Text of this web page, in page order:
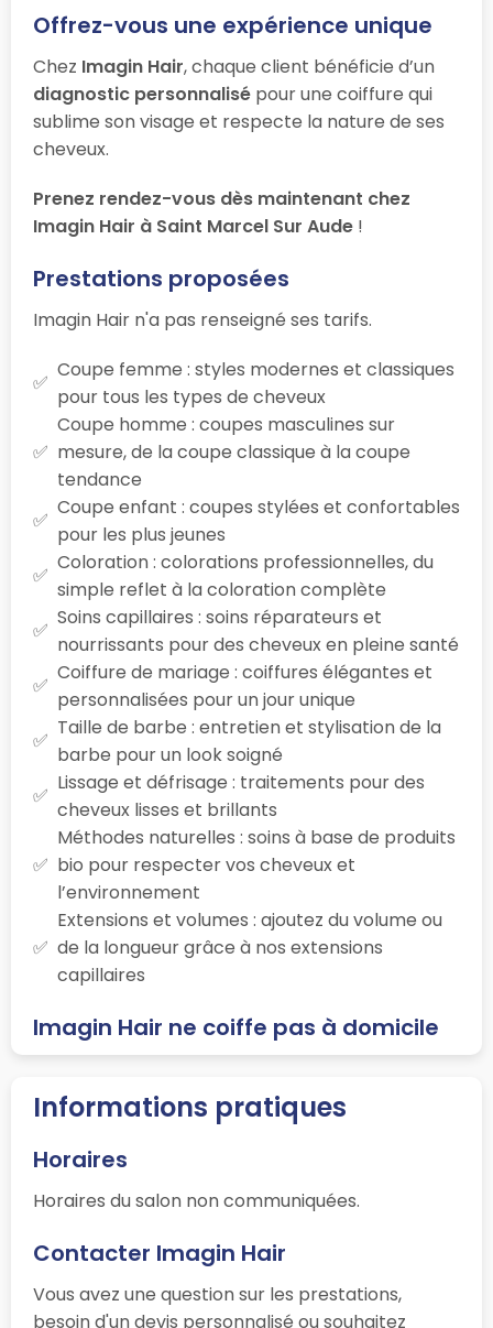
Offrez-vous une expérience unique
Chez Imagin Hair, chaque client bénéficie d’un
diagnostic personnalisé pour une coiffure qui
sublime son visage et respecte la nature de ses
cheveux.
Prenez rendez-vous dès maintenant chez
Imagin Hair à Saint Marcel Sur Aude !
Prestations proposées
Imagin Hair n'a pas renseigné ses tarifs.
Coupe femme : styles modernes et classiques
pour tous les types de cheveux
Coupe homme : coupes masculines sur
mesure, de la coupe classique à la coupe
tendance
Coupe enfant : coupes stylées et confortables
pour les plus jeunes
Coloration : colorations professionnelles, du
simple reflet à la coloration complète
Soins capillaires : soins réparateurs et
nourrissants pour des cheveux en pleine santé
Coiffure de mariage : coiffures élégantes et
personnalisées pour un jour unique
Taille de barbe : entretien et stylisation de la
barbe pour un look soigné
Lissage et défrisage : traitements pour des
cheveux lisses et brillants
Méthodes naturelles : soins à base de produits
bio pour respecter vos cheveux et
l’environnement
Extensions et volumes : ajoutez du volume ou
de la longueur grâce à nos extensions
capillaires
Imagin Hair ne coiffe pas à domicile
Informations pratiques
Horaires
Horaires du salon non communiquées.
Contacter Imagin Hair
Vous avez une question sur les prestations,
besoin d'un devis personnalisé ou souhaitez